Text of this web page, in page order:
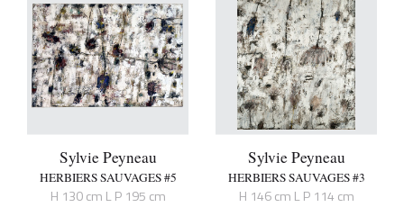
Sylvie Peyneau
HERBIERS SAUVAGES #5
H 130 cm L P 195 cm
Sylvie Peyneau
HERBIERS SAUVAGES #3
H 146 cm L P 114 cm